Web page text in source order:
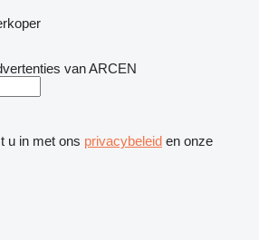
van ARCEN
u in met ons privacybeleid en onze